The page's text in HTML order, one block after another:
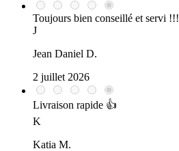
Toujours bien conseillé et servi !!!
J
Jean Daniel D.
2 juillet 2026
Livraison rapide 👍
K
Katia M.